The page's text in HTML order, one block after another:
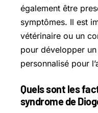
également être
symptômes. Il est
vétérinaire ou un
pour développer
personnalisé pour
Quels sont les
syndrome de